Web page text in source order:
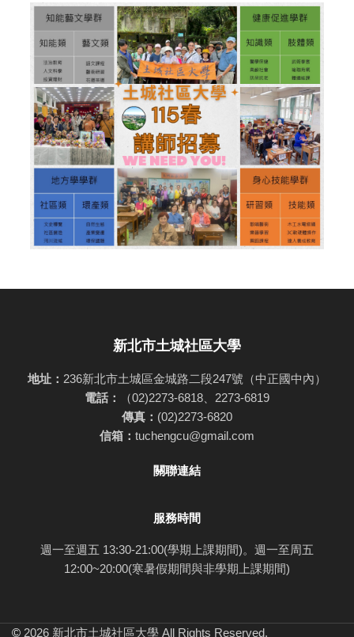
新北市土城社區大學
地址： 236新北市土城區金城路二段247號（中正國中內）
電話：
（02)2273-6818、2273-6819
傳真： (02)2273-6820
信箱： tuchengcu@gmail.com
關聯連結
服務時間
週一至週五 13:30-21:00(學期上課期間)。週一至周五
12:00~20:00(寒暑假期間與非學期上課期間)
© 2026 新北市土城社區大學 All Rights Reserved.